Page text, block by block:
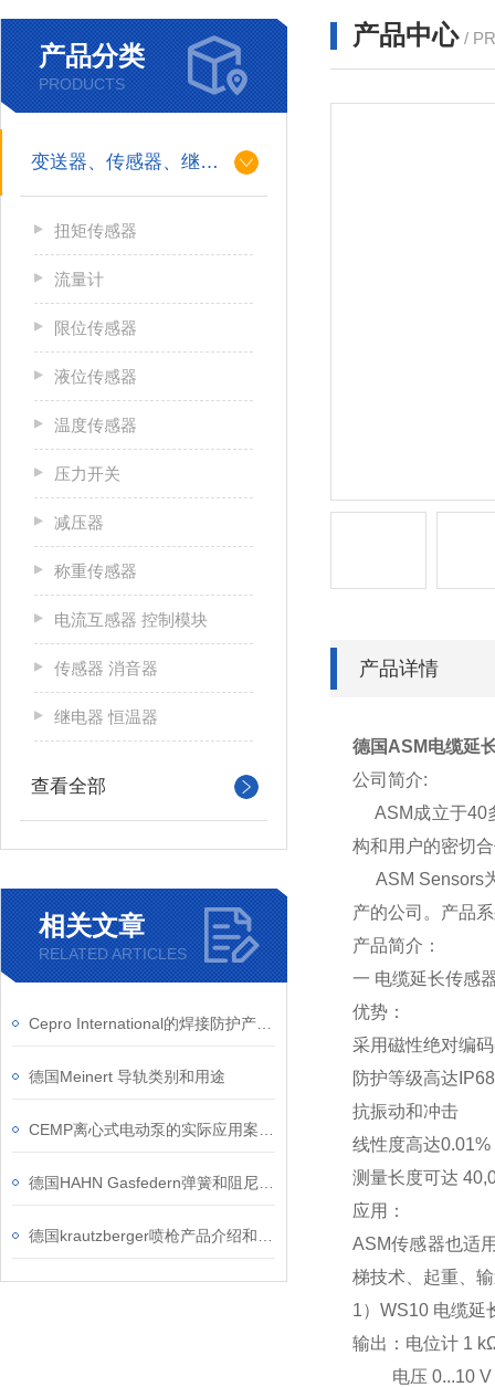
产品分类
PRODUCTS
变送器、传感器、继电器
扭矩传感器
流量计
限位传感器
液位传感器
温度传感器
压力开关
减压器
称重传感器
电流互感器 控制模块
传感器 消音器
继电器 恒温器
查看全部
相关文章
RELATED ARTICLES
德国Meinert 导轨类别和用途
产品中心 /
产品详情
德国ASM电缆延
公司简介:
ASM成立于40
构和用户的密切
ASM Sensors
产的公司。产品
产品简介：
一 电缆延长传感
优势：
采用磁性绝对编
防护等级高达
抗振动和冲击
线性度高达0.01%
测量长度可达
应用：
ASM传感器也适
梯技术、起重、
1）WS10 电缆延
输出：电位计 1
电压 0...10 V